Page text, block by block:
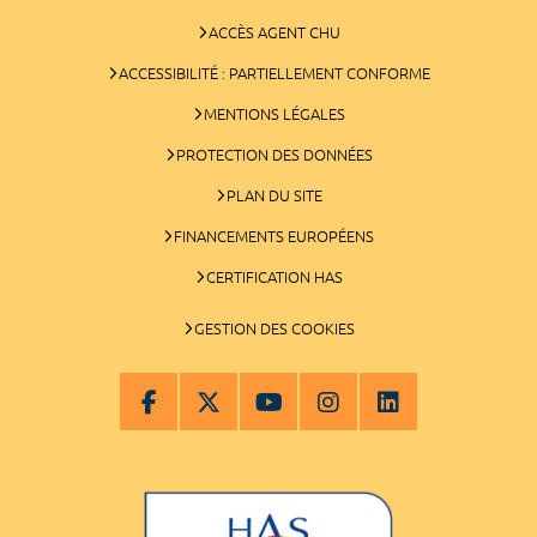
ACCÈS AGENT CHU
ACCESSIBILITÉ : PARTIELLEMENT CONFORME
MENTIONS LÉGALES
PROTECTION DES DONNÉES
PLAN DU SITE
FINANCEMENTS EUROPÉENS
CERTIFICATION HAS
GESTION DES COOKIES